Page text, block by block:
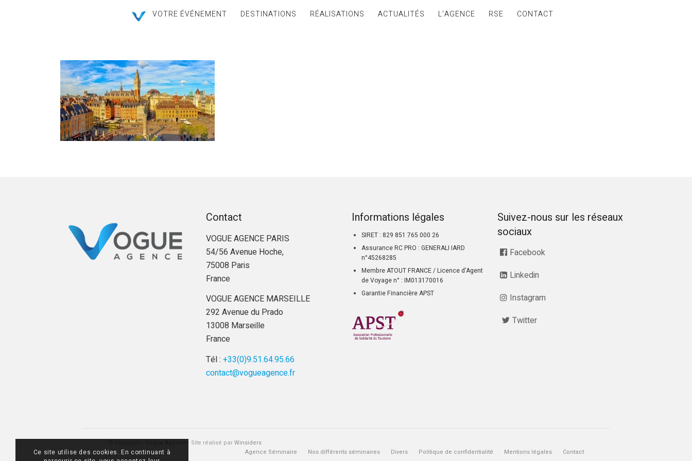
VOTRE ÉVÉNEMENT DESTINATIONS RÉALISATIONS ACTUALITÉS L’AGENCE RSE CONTACT
Contact
VOGUE AGENCE PARIS
54/56 Avenue Hoche,
75008 Paris
France
VOGUE AGENCE MARSEILLE
292 Avenue du Prado
13008 Marseille
France
Tél :+33(0)9.51.64.95.66
contact@vogueagence.fr
Informations légales
SIRET : 829 851 765 000 26
Assurance RC PRO : GENERALI IARD
n°45268285
Membre ATOUT FRANCE / Licence d’Agent
de Voyage n° : IM013170016
Garantie Financière APST
Suivez-nous sur les réseaux
sociaux
Facebook
Linkedin
Instagram
Twitter
- Site réalisé parWinsiders
Agence Séminaire
Nos différents séminaires Divers Politique de confidentialité Mentions légales Contact
Ce site utilise des cookies. En continuant à